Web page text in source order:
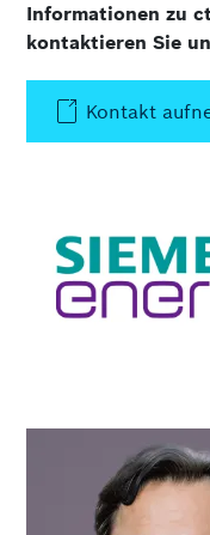
Informationen zu
kontaktieren Sie
Kontakt